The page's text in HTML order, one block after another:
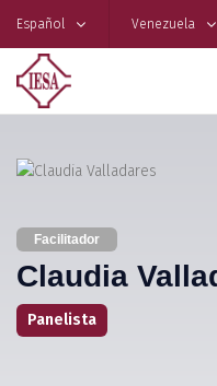
Español Venezuela
Facilitador
Claudia
Panelista